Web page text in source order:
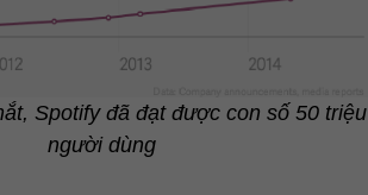
Spotify đã đạt được con số 50 triệu
người dùng